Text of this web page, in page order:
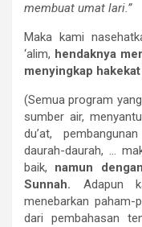
membuat umat lari.”
Maka kami
‘alim, hendaknya
menyingkap
(Semua program
sumber air,
du’at,
daurah-daurah, …
baik, namun
Sunnah. Adapun
menebarkan
dari pembahasan